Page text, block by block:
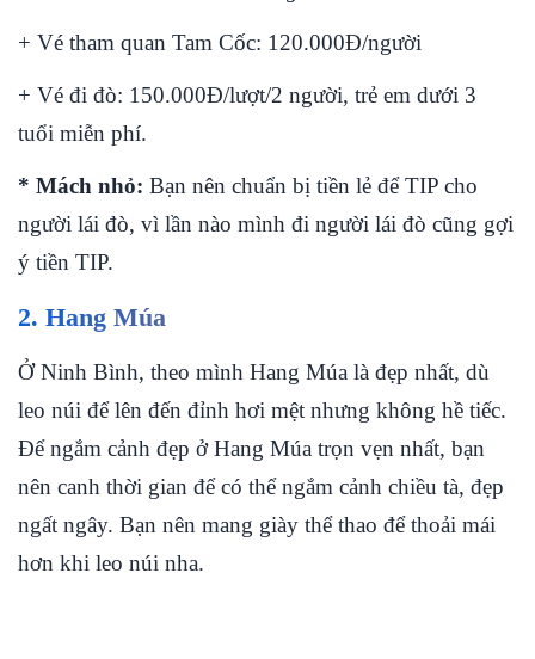
+ Vé tham quan Tam Cốc: 120.000Đ/người
+ Vé đi đò: 150.000Đ/lượt/2 người, trẻ em dưới 3
tuổi miễn phí.
* Mách nhỏ: Bạn nên chuẩn bị tiền lẻ để TIP cho
người lái đò, vì lần nào mình đi người lái đò cũng gợi
ý tiền TIP.
2. Hang Múa
Ở Ninh Bình, theo mình Hang Múa là đẹp nhất, dù
leo núi để lên đến đỉnh hơi mệt nhưng không hề tiếc.
Để ngắm cảnh đẹp ở Hang Múa trọn vẹn nhất, bạn
nên canh thời gian để có thể ngắm cảnh chiều tà, đẹp
ngất ngây. Bạn nên mang giày thể thao để thoải mái
hơn khi leo núi nha.